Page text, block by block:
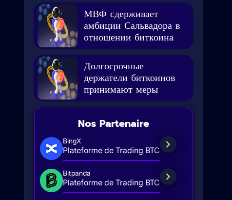
МВФ сдерживает
амбиции Сальвадора в
отношении биткоина
Долгосрочные
держатели биткоинов
принимают меры
Nos Partenaire
BingX
Plateforme de Trading BTC
Bitpanda
Plateforme de Trading BTC